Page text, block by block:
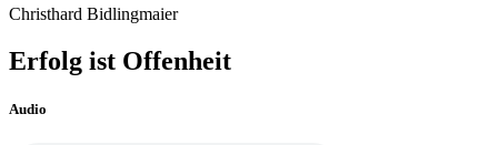
Christhard Bidlingmaier
Erfolg ist Offenheit
Audio